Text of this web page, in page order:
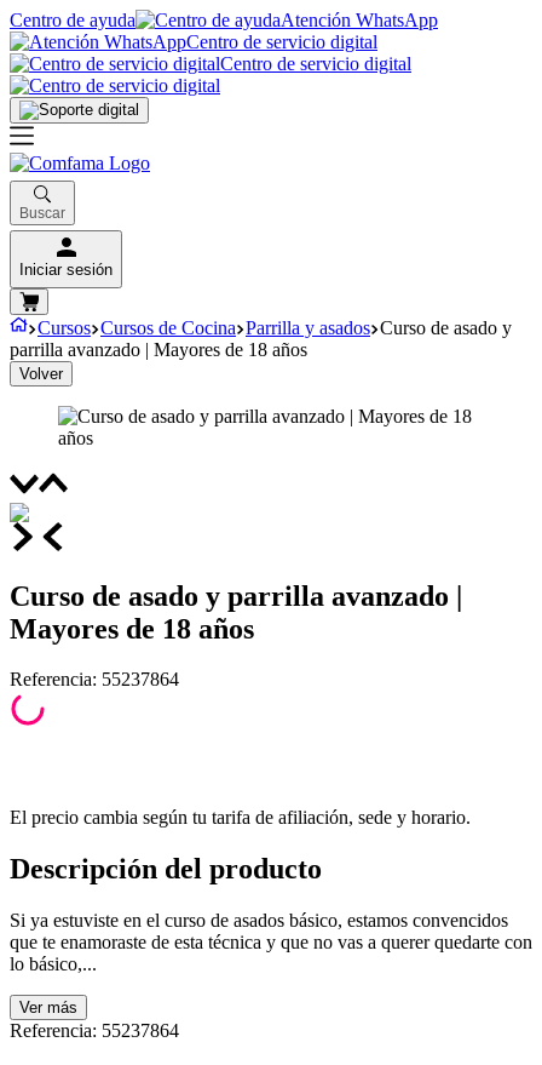
Centro de ayuda
Atención WhatsApp
Centro de servicio digital
Centro de servicio digital
Buscar
Iniciar sesión
Cursos Cursos de Cocina Parrilla y asados Curso de asado y
parrilla avanzado | Mayores de 18 años
Volver
Curso de asado y parrilla avanzado |
Mayores de 18 años
Referencia: 55237864
El precio cambia según tu tarifa de afiliación, sede y horario.
Descripción del producto
Si ya estuviste en el curso de asados básico, estamos convencidos
que te enamoraste de esta técnica y que no vas a querer quedarte con
lo básico,...
Ver más
Referencia: 55237864